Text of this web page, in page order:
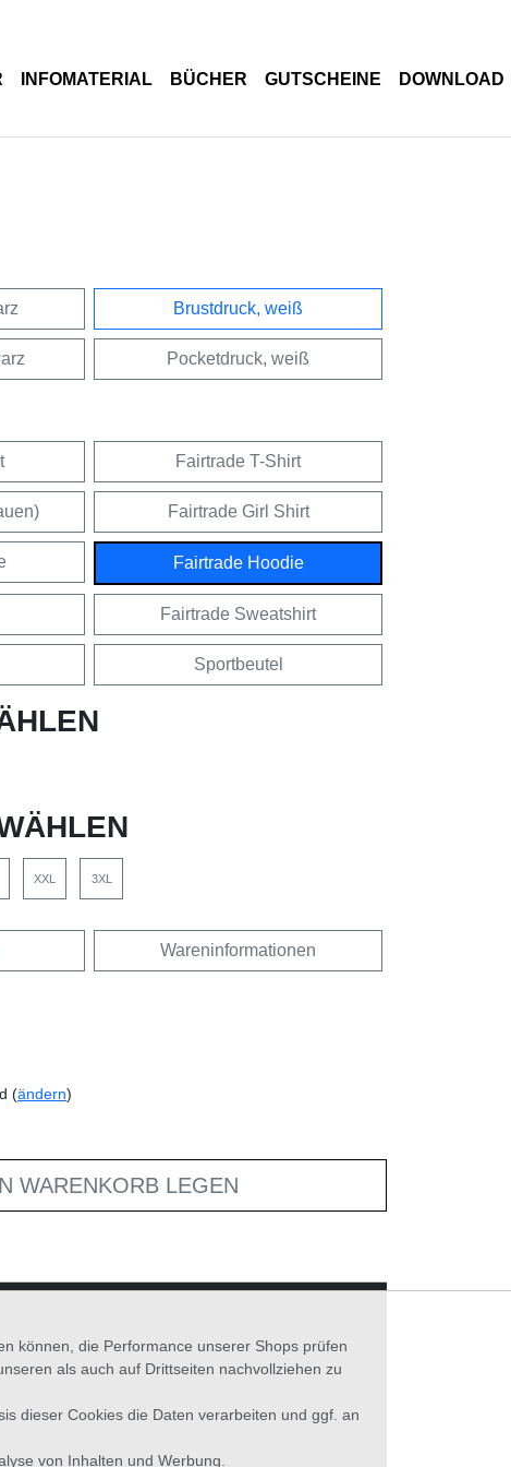
INFOMATERIAL BÜCHER GUTSCHEINE DOWNLOAD
Brustdruck, weiß
Pocketdruck, weiß
Fairtrade T-Shirt
Fairtrade Girl Shirt
Fairtrade Hoodie
Fairtrade Sweatshirt
Sportbeutel
XXL 3XL
Wareninformationen
(ändern)
WARENKORB LEGEN
können, die Performance unserer Shops prüfen
als auch auf Drittseiten nachvollziehen zu
dieser Cookies die Daten verarbeiten und ggf. an
von Inhalten und Werbung.